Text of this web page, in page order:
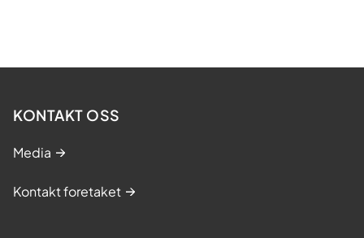
KONTAKT OSS
Media
Kontakt foretaket